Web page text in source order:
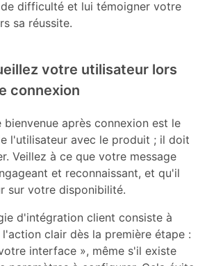
difficulté et lui témoigner votre
sa réussite.
votre utilisateur lors
connexion
bienvenue après connexion est le
l'utilisateur avec le produit ; il doit
Veillez à ce que votre message
et reconnaissant, et qu'il
sur votre disponibilité.
d'intégration client consiste à
clair dès la première étape :
interface », même s'il existe